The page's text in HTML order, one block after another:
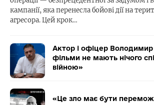
кампанії, яка перенесла бойові дії на
агресора. Цей крок…
Актор і офіцер
фільми не мають нічого
війною»
«Це зло має бути